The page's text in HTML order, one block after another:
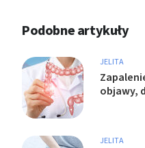
Podobne artykuły
JELITA
objawy,
JELITA